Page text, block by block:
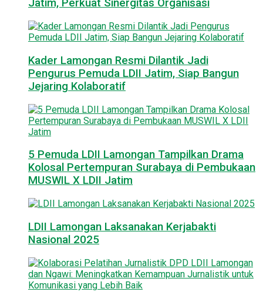
Jatim, Perkuat Sinergitas Organisasi
Kader Lamongan Resmi Dilantik Jadi
Pengurus Pemuda LDII Jatim, Siap Bangun
Jejaring Kolaboratif
5 Pemuda LDII Lamongan Tampilkan Drama
Kolosal Pertempuran Surabaya di Pembukaan
MUSWIL X LDII Jatim
LDII Lamongan Laksanakan Kerjabakti
Nasional 2025